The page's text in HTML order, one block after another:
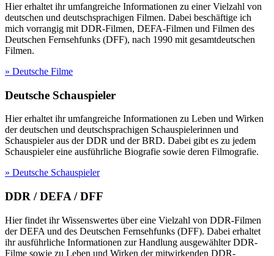
Hier erhaltet ihr umfangreiche Informationen zu einer Vielzahl von
deutschen und deutschsprachigen Filmen. Dabei beschäftige ich
mich vorrangig mit DDR-Filmen, DEFA-Filmen und Filmen des
Deutschen Fernsehfunks (DFF), nach 1990 mit gesamtdeutschen
Filmen.
» Deutsche Filme
Deutsche Schauspieler
Hier erhaltet ihr umfangreiche Informationen zu Leben und Wirken
der deutschen und deutschsprachigen Schauspielerinnen und
Schauspieler aus der DDR und der BRD. Dabei gibt es zu jedem
Schauspieler eine ausführliche Biografie sowie deren Filmografie.
» Deutsche Schauspieler
DDR / DEFA / DFF
Hier findet ihr Wissenswertes über eine Vielzahl von DDR-Filmen
der DEFA und des Deutschen Fernsehfunks (DFF). Dabei erhaltet
ihr ausführliche Informationen zur Handlung ausgewählter DDR-
Filme sowie zu Leben und Wirken der mitwirkenden DDR-